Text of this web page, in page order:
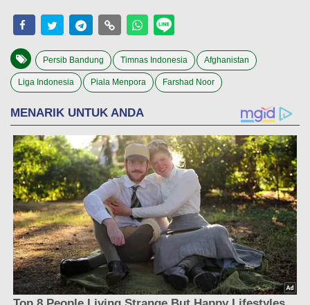
Persib Bandung Timnas Indonesia Afghanistan
Liga Indonesia Piala Menpora Farshad Noor